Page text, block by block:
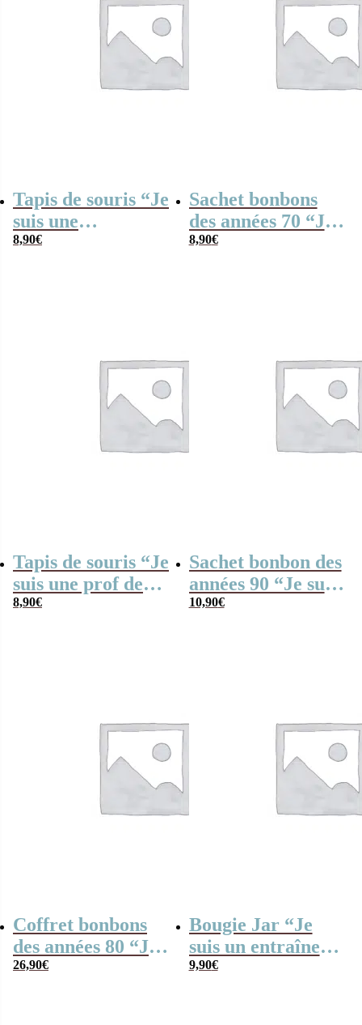
Tapis de souris “Je
suis une
institutrice qui
8,90€
Sachet bonbons
des années 70 “Je
suis un entraîneur
8,90€
Tapis de souris “Je
suis une prof de
danse qui déchire”
8,90€
Sachet bonbon des
années 90 “Je suis
un prof de tennis
10,90€
Coffret bonbons
des années 80 “Je
suis une prof de
26,90€
Bougie Jar “Je
suis un entraîneur
de foot qui
9,90€